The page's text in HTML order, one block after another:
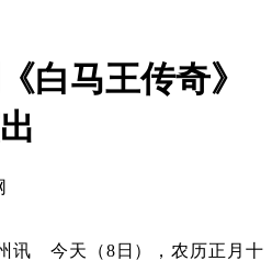
白马王传奇》
今天（8日），农历正月十